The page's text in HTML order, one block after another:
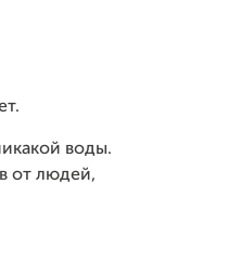
воды.
от людей,